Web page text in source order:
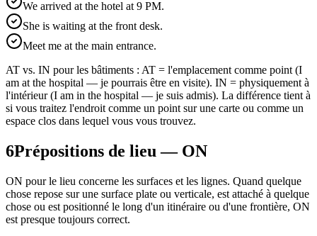
We arrived at the hotel at 9 PM.
She is waiting at the front desk.
Meet me at the main entrance.
AT vs. IN pour les bâtiments : AT = l'emplacement comme point (I
am at the hospital — je pourrais être en visite). IN = physiquement à
l'intérieur (I am in the hospital — je suis admis). La différence tient à
si vous traitez l'endroit comme un point sur une carte ou comme un
espace clos dans lequel vous vous trouvez.
6Prépositions de lieu — ON
ON pour le lieu concerne les surfaces et les lignes. Quand quelque
chose repose sur une surface plate ou verticale, est attaché à quelque
chose ou est positionné le long d'un itinéraire ou d'une frontière, ON
est presque toujours correct.